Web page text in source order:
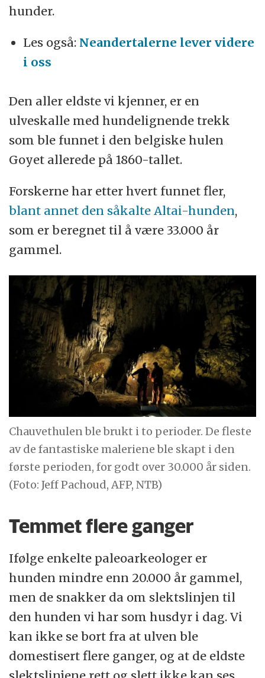
hunder.
Les også: Neandertalerne lever videre
i oss
Den aller eldste vi kjenner, er en
ulveskalle med hundelignende trekk
som ble funnet i den belgiske hulen
Goyet allerede på 1860-tallet.
Forskerne har etter hvert funnet fler,
blant annet den såkalte Altai-hunden,
som er beregnet til å være 33.000 år
gammel.
Chauvethulen ble brukt i to perioder. De fleste
av de fantastiske maleriene ble skapt i den
første perioden, for godt over 30.000 år siden.
(Foto: Jeff Pachoud, AFP, NTB)
Temmet flere ganger
Ifølge enkelte paleoarkeologer er
hunden mindre enn 20.000 år gammel,
men de snakker da om slektslinjen til
den hunden vi har som husdyr i dag. Vi
kan ikke se bort fra at ulven ble
domestisert flere ganger, og at de eldste